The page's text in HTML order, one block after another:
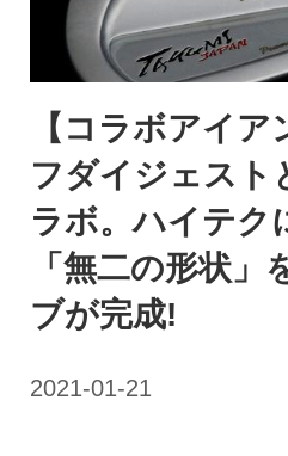
【コラボアイ
フダイジェスト
ラボ。ハイテク
「無二の形状」
ブが完成!